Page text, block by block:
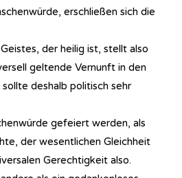
erschließen sich die
der heilig ist, stellt also
geltende Vernunft in den
deshalb politisch sehr
gefeiert werden, als
der wesentlichen Gleichheit
Gerechtigkeit also.